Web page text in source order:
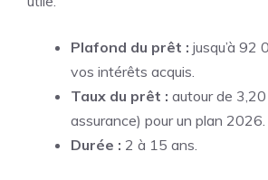
Plafond du prêt : jusqu’à 92
vos intérêts acquis.
Taux du prêt : autour de
assurance) pour un plan 2026.
Durée : 2 à 15 ans.